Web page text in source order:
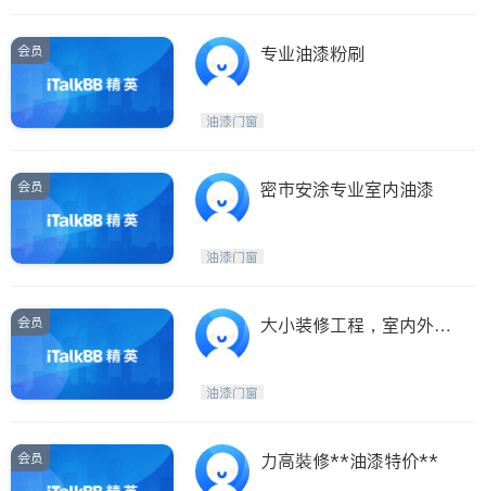
会员 专业油漆粉刷
油漆门窗
会员 密市安涂专业室内油漆
油漆门窗
会员
大小装修工程，室内外油
油漆门窗
会员 力高裝修**油漆特价**